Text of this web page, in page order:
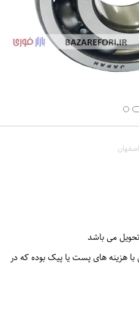
می باشد
با هزینه های پست یا پیک بوده که در